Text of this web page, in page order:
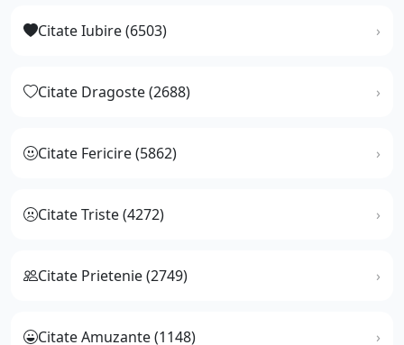
Citate Iubire (6503)
Citate Dragoste (2688)
Citate Fericire (5862)
Citate Triste (4272)
Citate Prietenie (2749)
Citate Amuzante (1148)